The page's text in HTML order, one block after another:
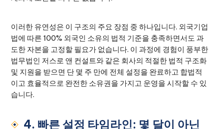
이러한 유연성은 이 구조의 주요 장점 중 하나입니다. 외국기업
법에 따른 100% 외국인 소유의 법적 기준을 충족하면서도 과
도한 자본을 고정할 필요가 없습니다. 이 과정에 경험이 풍부한
법무법인 저스로 앤 컨설트와 같은 회사의 적절한 법적 구조화
및 지원을 받으면 단 몇 주 만에 전체 설정을 완료하고 합법적
이고 효율적으로 완전한 소유권을 가지고 운영을 시작할 수 있
습니다.
4. 빠른 설정 타임라인: 몇 달이 아닌